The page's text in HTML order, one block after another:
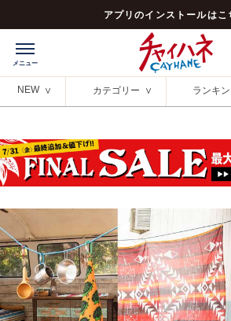
アプリのインストールはこ
NEW カテゴリー ランキ